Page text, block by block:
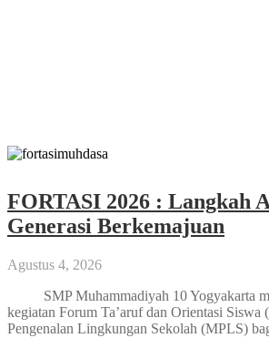
FORTASI 2026 : Langkah
Generasi Berkemajuan
Agustus 4, 2026
SMP Muhammadiyah 10 Yogyakarta
kegiatan Forum Ta’aruf dan Orientasi Siswa
Pengenalan Lingkungan Sekolah (MPLS)